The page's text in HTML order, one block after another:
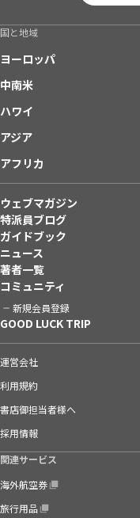
国と地域
ヨーロッパ
中南米
ハワイ
アジア
アフリカ
ウェブマガジン
特派員ブログ
ガイドブック
ニュース
著者一覧
コミュニティ
新規会員登録
GOOD LUCK TRIP
運営会社
利用規約
書店御担当者様へ
採用情報
関連サービス
海外航空券
旅行用品